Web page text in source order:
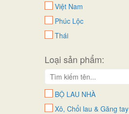
Việt Nam
Phúc Lộc
Thái
việt nhật
Loại sản phẩm:
BỘ LAU NHÀ
Xô, Chổi lau & Găng tay